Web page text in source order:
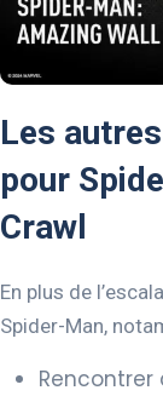
Les
pour
Crawl
En plus de
Spider-Man,
Rencontrer